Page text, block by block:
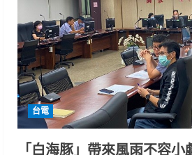
台電
「白海豚」帶來風雨不容